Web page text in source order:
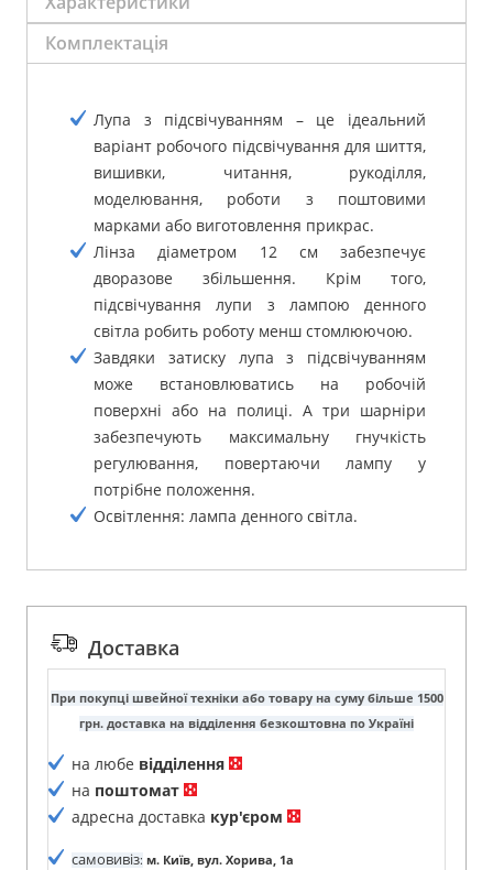
Комплектація
Лупа з підсвічуванням – це ідеальний
варіант робочого підсвічування для шиття,
вишивки, читання, рукоділля,
моделювання, роботи з поштовими
марками або виготовлення прикрас.
Лінза діаметром 12 см забезпечує
дворазове збільшення.
Крім того,
підсвічування лупи з лампою денного
світла робить роботу менш стомлюючою.
Завдяки затиску лупа з підсвічуванням
може встановлюватись на робочій
поверхні або на полиці. А три шарніри
забезпечують максимальну гнучкість
регулювання, повертаючи лампу у
потрібне положення.
Освітлення: лампа денного світла.
Доставка
При покупці швейної техніки або товару на суму більше 1500
грн. доставка на відділення безкоштовна по Україні
на любе відділення
на поштомат
адресна доставка кур'єром
самовивіз: м. Київ, вул. Хорива, 1а